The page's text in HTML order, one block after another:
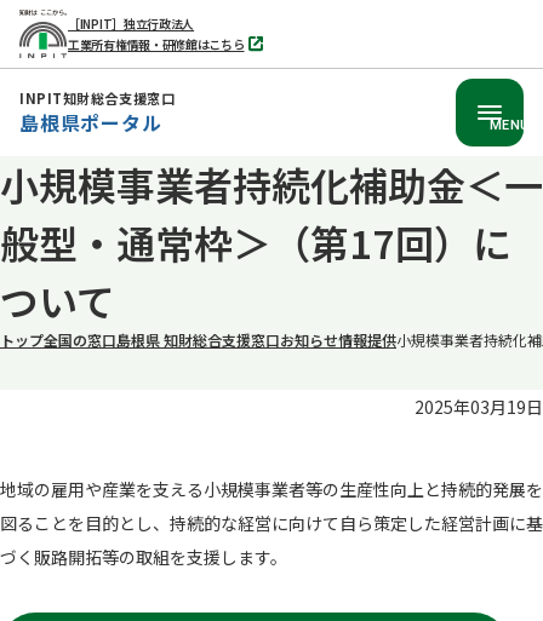
文
へ
動
［INPIT］独立行政法人
工業所有権情報・研修館はこちら
別
タ
INPIT知財総合支援窓口
島根県ポータル MENU
小規模事業者持続化補助金＜一
般型・通常枠＞（第17回）に
ついて
トップ全国の窓口島根県 知財総合支援窓口お知らせ情報提供小規模事業者持続化
2025年03月19日
地域の雇用や産業を支える小規模事業者等の生産性向上と持続的発展を
図ることを目的とし、持続的な経営に向けて自ら策定した経営計画に基
づく販路開拓等の取組を支援します。